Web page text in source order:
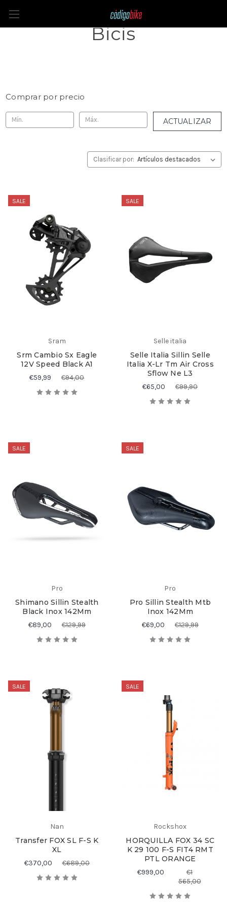
Equipamiento para
Bicis
Comprar por precio
ACTUALIZAR
Clasificar por:
SALE
Sram
Srm Cambio Sx Eagle
12V Speed Black A1
€59,99 €94,00
SALE
Selle italia
Selle Italia Sillin Selle
Italia X-Lr Tm Air Cross
Sflow Ne L3
€65,00 €99,90
SALE
Pro
Shimano Sillin Stealth
Black Inox 142Mm
€89,00 €129,99
SALE
Pro
Pro Sillin Stealth Mtb
Inox 142Mm
€69,00 €129,99
SALE
Nan
Transfer FOX SL F-S K
XL
€370,00 €689,00
SALE
Rockshox
HORQUILLA FOX 34 SC
K 29 100 F-S FIT4 RMT
PTL ORANGE
€999,00
€1
565,00